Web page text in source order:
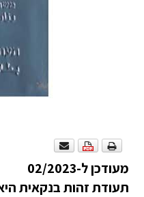
מעודכן ל-02/2023
תעודת זהות בנקאית